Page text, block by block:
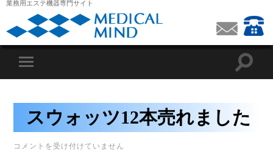
業務用エステ機器専門サイト
スウォッツ12本売れました
ス
コメントを受け付けていません